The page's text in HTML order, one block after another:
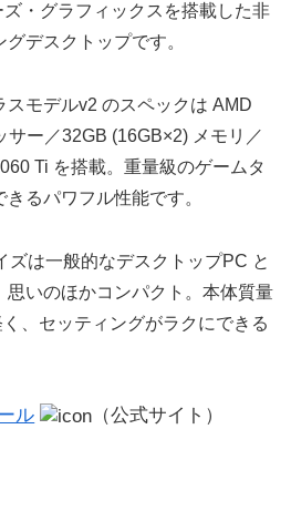
・グラフィックスを搭載した非
デスクトップです。
スモデルv2 のスペックは AMD
サー／32GB (16GB×2) メモリ／
Ti を搭載。重量級のゲームタ
るパワフル性能です。
ズは一般的なデスクトップPC と
思いのほかコンパクト。本体質量
、セッティングがラクにできる
ル （公式サイト）